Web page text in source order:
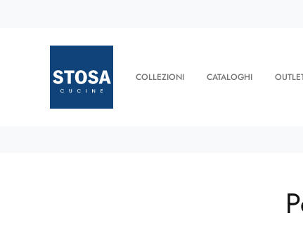
COLLEZIONI CATALOGHI